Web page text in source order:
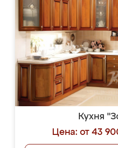
Кухня
Цена: от 43